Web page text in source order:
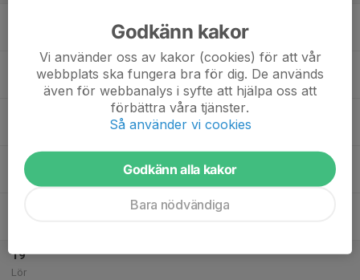
19:30
21:00
Kurs
IOGT, Stockholmsvägen 1, Norrtälje
17
Tor
19
Lör
Godkänn kakor
Vi använder oss av kakor (cookies) för att vår
webbplats ska fungera bra för dig. De används
även för webbanalys i syfte att hjälpa oss att
förbättra våra tjänster.
Så använder vi cookies
Godkänn alla kakor
Bara nödvändiga